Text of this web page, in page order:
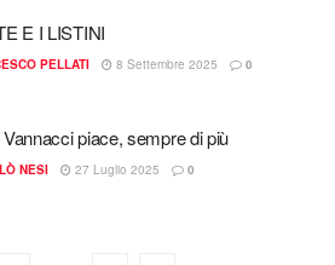
E I LISTINI
PELLATI 8 Settembre 2025 0
piace, sempre di più
NESI 27 Luglio 2025 0